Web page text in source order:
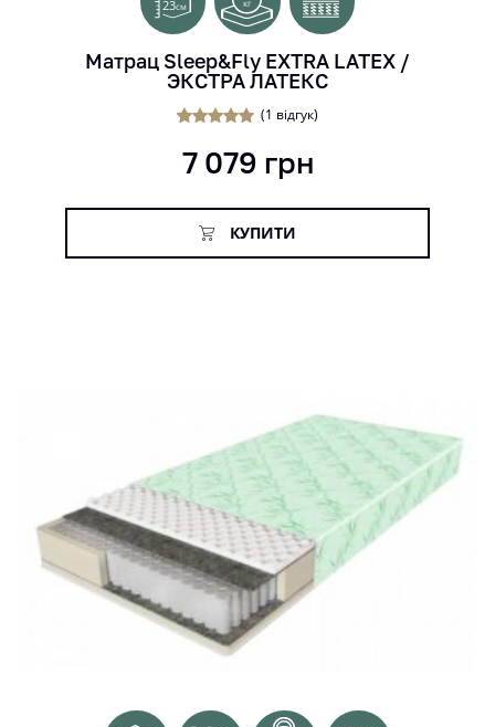
23см кг
Матрац Sleep&Fly EXTRA LATEX /
ЭКСТРА ЛАТЕКС
5.00
з 5 на
(1 відгук)
7 079 грн
КУПИТИ